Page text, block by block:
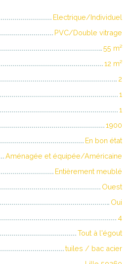
Electrique/Individuel
PVC/Double vitrage
55 m²
12 m²
2
1
1
1900
En bon état
Aménagée et équipée/Américaine
Entièrement meublé
Ouest
Oui
4
Tout à l'égout
tuiles / bac acier